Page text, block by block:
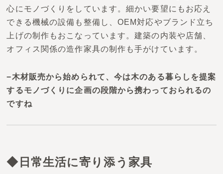
心に モノづくり をしています。細かい要望にもお応え
できる機械の設備も整備し、OEM対応やブランド立ち
上げの制作もおこなっています。建築の内装や店舗、
オフィス関係の造作家具の制作も手がけています。
−木材販売から始められて、今は木のある暮らしを提案
するモノづくりに企画の段階から携わっておられるの
ですね
◆ 日常生活に寄り添う家具